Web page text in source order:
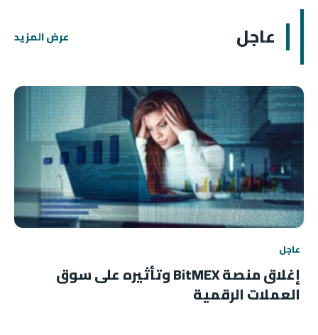
عاجل عرض المزيد
عاجل
إغلاق منصة BitMEX وتأثيره على سوق
العملات الرقمية